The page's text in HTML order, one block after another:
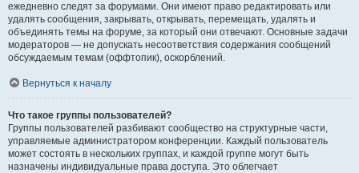
ежедневно следят за форумами. Они имеют право редактировать или
удалять сообщения, закрывать, открывать, перемещать, удалять и
объединять темы на форуме, за который они отвечают. Основные задачи
модераторов — не допускать несоответствия содержания сообщений
обсуждаемым темам (оффтопик), оскорблений.
Вернуться к началу
Что такое группы пользователей?
Группы пользователей разбивают сообщество на структурные части,
управляемые администратором конференции. Каждый пользователь
может состоять в нескольких группах, и каждой группе могут быть
назначены индивидуальные права доступа. Это облегчает